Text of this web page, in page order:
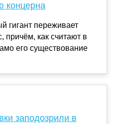
концерна
гигант переживает
причём, как считают в
его существование
заподозрили в